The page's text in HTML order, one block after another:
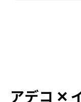
アデコ ✕